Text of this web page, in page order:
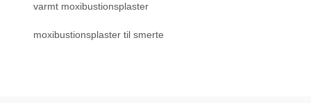
varmt moxibustionsplaster
moxibustionsplaster til smerte